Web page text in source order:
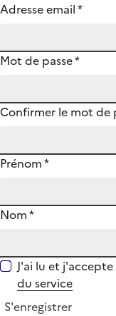
Adresse email*
Mot de passe*
Confirmer le mot de
Prénom*
Nom*
J'ai lu et j'accepte
du service
S'enregistrer